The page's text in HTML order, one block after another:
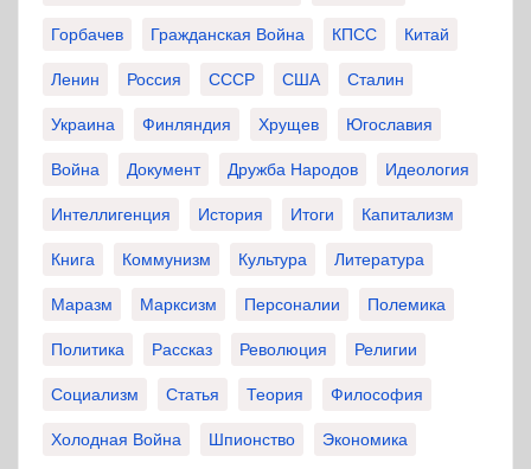
Горбачев Гражданская Война КПСС Китай
Ленин Россия СССР США Сталин
Украина Финляндия Хрущев Югославия
Война Документ Дружба Народов Идеология
Интеллигенция История Итоги Капитализм
Книга Коммунизм Культура Литература
Маразм Марксизм Персоналии Полемика
Политика Рассказ Революция Религии
Социализм Статья Теория Философия
Холодная Война Шпионство Экономика